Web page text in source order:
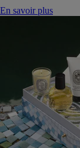
En savoir plus